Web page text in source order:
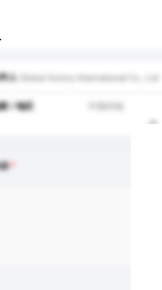
人
/ 地区